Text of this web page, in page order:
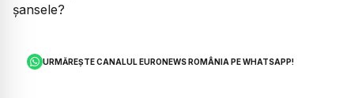
șansele?
URMĂREȘTE CANALUL EURONEWS ROMÂNIA PE WHATSAPP!